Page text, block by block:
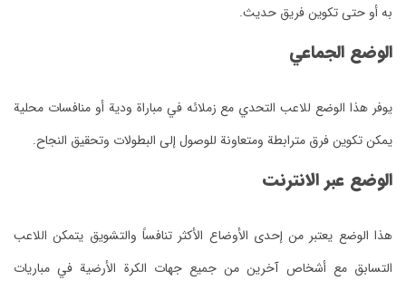
به أو حتى تكوين فريق حديث.
الوضع الجماعي
يوفر هذا الوضع للاعب التحدي مع زملائه في مباراة ودية أو منافسات محلية
يمكن تكوين فرق مترابطة ومتعاونة للوصول إلى البطولات وتحقيق النجاح.
الوضع عبر الانترنت
هذا الوضع يعتبر من إحدى الأوضاع الأكثر تنافساً والتشويق يتمكن اللاعب
التسابق مع أشخاص آخرين من جميع جهات الكرة الأرضية في مباريات